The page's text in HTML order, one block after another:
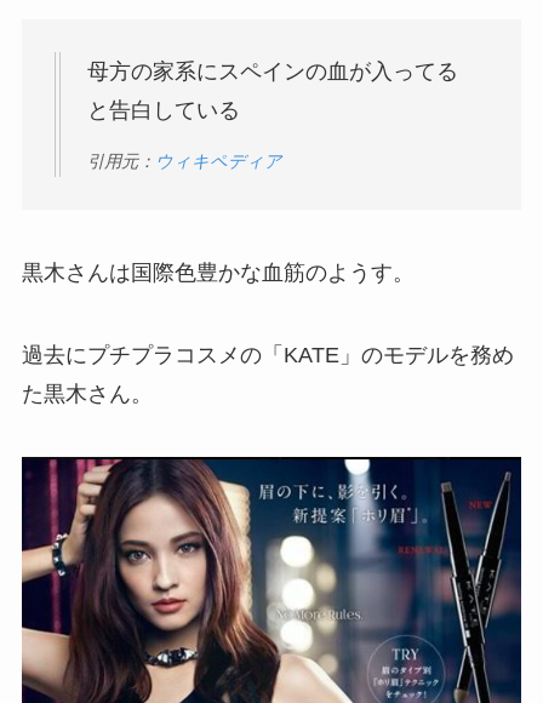
母方の家系にスペインの血が入ってる
と告白している
引用元： ウィキペディア
黒木さんは国際色豊かな血筋のようす。
過去にプチプラコスメの「KATE」のモデルを務め
た黒木さん。